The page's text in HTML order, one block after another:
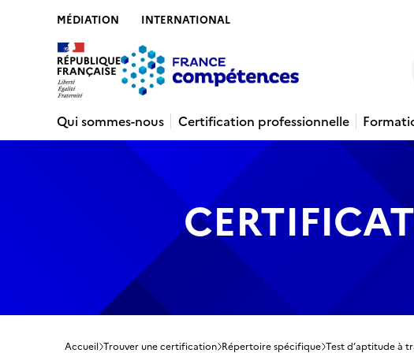
MÉDIATION INTERNATIONAL
Qui sommes-nous
Certification professionnelle
Accueil Trouver une certification Répertoire spécifique Test d’aptitude à